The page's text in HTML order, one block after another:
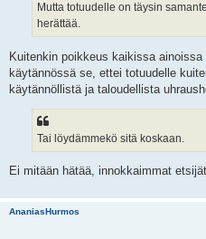
Mutta totuudelle on täysin
herättää.
Kuitenkin poikkeus kaikissa
käytännössä se, ettei totuudelle
käytännöllistä ja taloudellista
Tai löydämmekö sitä koskaan.
Ei mitään hätää, innokkaimmat
AnaniasHurmos